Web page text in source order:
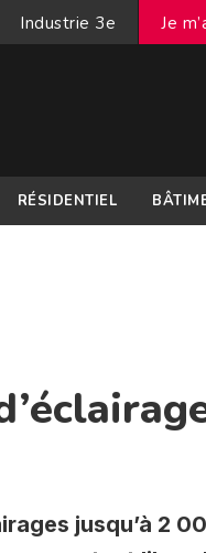
Industrie 3e Je
RÉSIDENTIEL
jusqu’à 2